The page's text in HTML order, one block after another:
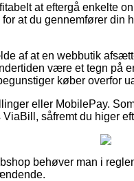
at eftergå enkelte
at du gennemfører
af at en webbutik
være et tegn på
køber overfor
eller MobilePay.
såfremt du higer
behøver man i